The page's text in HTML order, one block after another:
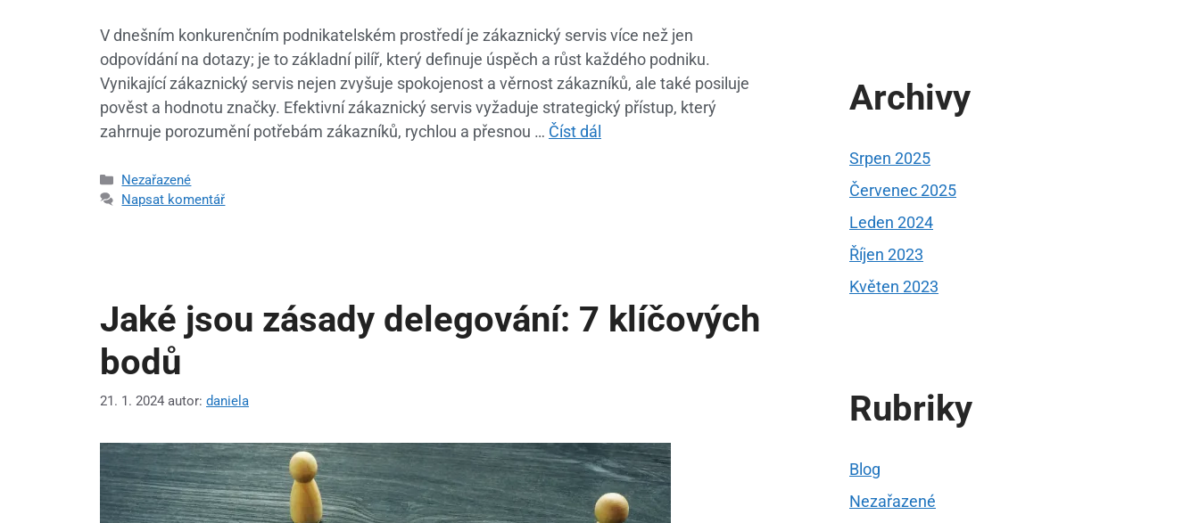
V dnešním konkurenčním podnikatelském prostředí je zákaznický servis více než jen
odpovídání na dotazy; je to základní pilíř, který definuje úspěch a růst každého podniku.
Vynikající zákaznický servis nejen zvyšuje spokojenost a věrnost zákazníků, ale také posiluje
pověst a hodnotu značky. Efektivní zákaznický servis vyžaduje strategický přístup, který
zahrnuje porozumění potřebám zákazníků, rychlou a přesnou … Číst dál
Nezařazené
Napsat komentář
Jaké jsou zásady delegování: 7 klíčových
bodů
21. 1. 2024 autor: daniela
Archivy
Srpen 2025
Červenec 2025
Leden 2024
Říjen 2023
Květen 2023
Rubriky
Blog
Nezařazené